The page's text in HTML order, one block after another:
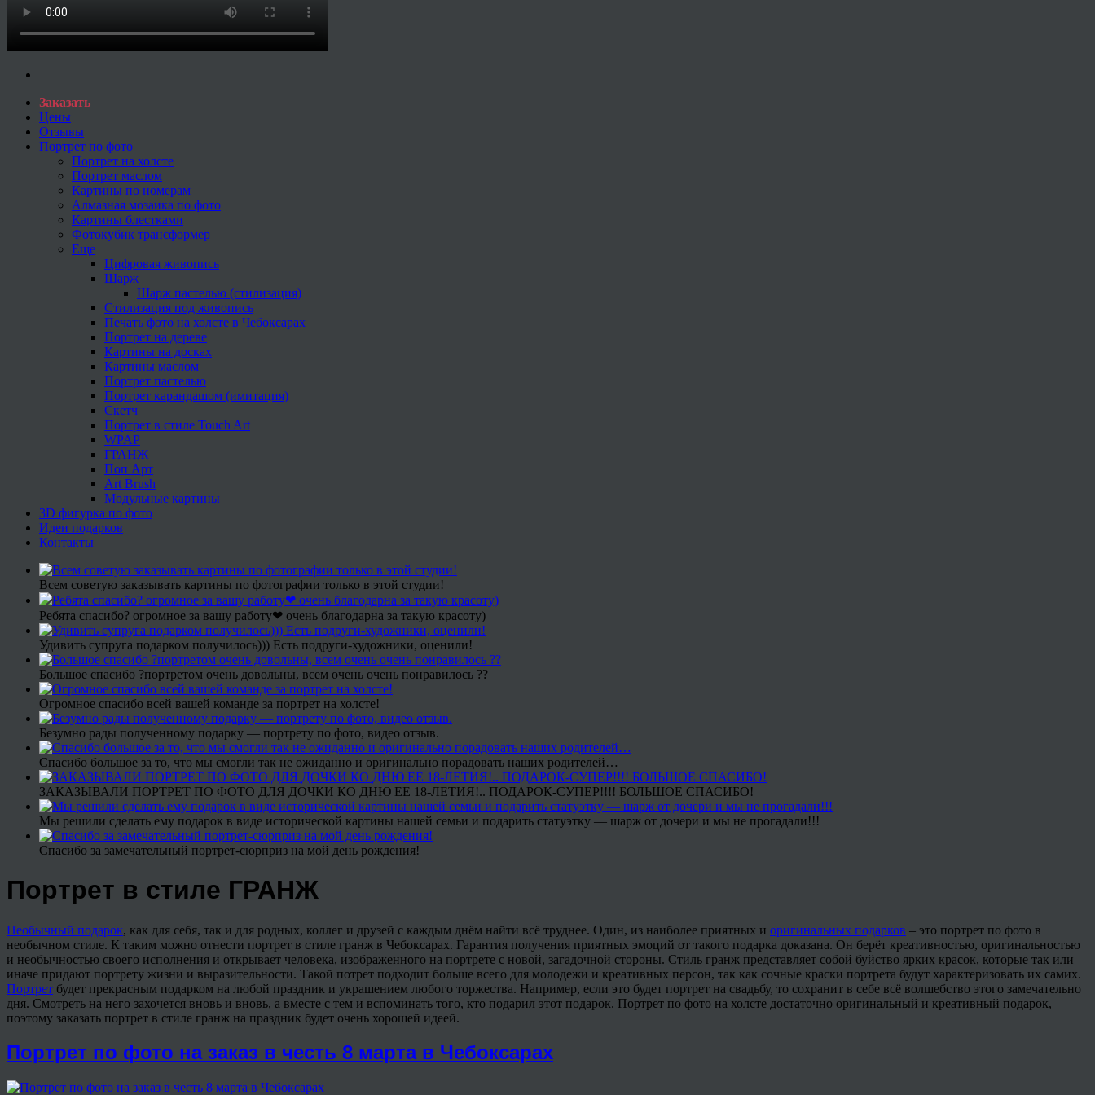
Заказать
Цены
Отзывы
Портрет по фото
Портрет на холсте
Портрет маслом
Картины по номерам
Алмазная мозаика по фото
Картины блестками
Фотокубик трансформер
Еще
Цифровая живопись
Шарж
Шарж пастелью (стилизация)
Стилизация под живопись
Печать фото на холсте в Чебоксарах
Портрет на дереве
Картины на досках
Картины маслом
Портрет пастелью
Портрет карандашом (имитация)
Скетч
Портрет в стиле Touch Art
WPAP
ГРАНЖ
Поп Арт
Art Brush
Модульные картины
3D фигурка по фото
Идеи подарков
Контакты
Всем советую заказывать картины по фотографии только в этой студии!
Ребята спасибо? огромное за вашу работу❤ очень благодарна за такую красоту)
Удивить супруга подарком получилось))) Есть подруги-художники, оценили!
Большое спасибо ?портретом очень довольны, всем очень очень понравилось ??
Огромное спасибо всей вашей команде за портрет на холсте!
Безумно рады полученному подарку — портрету по фото, видео отзыв.
Спасибо большое за то, что мы смогли так не ожиданно и оригинально порадовать наших родителей…
ЗАКАЗЫВАЛИ ПОРТРЕТ ПО ФОТО ДЛЯ ДОЧКИ КО ДНЮ ЕЕ 18-ЛЕТИЯ!.. ПОДАРОК-СУПЕР!!!! БОЛЬШОЕ СПАСИБО!
Мы решили сделать ему подарок в виде исторической картины нашей семьи и подарить статуэтку — шарж от дочери и мы не прогадали!!!
Спасибо за замечательный портрет-сюрприз на мой день рождения!
Портрет в стиле ГРАНЖ
Необычный подарок, как для себя, так и для родных, коллег и друзей с каждым днём найти всё труднее. Один, из наиболее приятных и оригинальных подарков – это портрет по фото в
необычном стиле. К таким можно отнести портрет в стиле гранж в Чебоксарах. Гарантия получения приятных эмоций от такого подарка доказана. Он берёт креативностью, оригинальностью
и необычностью своего исполнения и открывает человека, изображенного на портрете с новой, загадочной стороны. Стиль гранж представляет собой буйство ярких красок, которые так или
иначе придают портрету жизни и выразительности. Такой потрет подходит больше всего для молодежи и креативных персон, так как сочные краски портрета будут характеризовать их самих.
Портрет будет прекрасным подарком на любой праздник и украшением любого торжества. Например, если это будет портрет на свадьбу, то сохранит в себе всё волшебство этого замечательно
дня. Смотреть на него захочется вновь и вновь, а вместе с тем и вспоминать того, кто подарил этот подарок. Портрет по фото на холсте достаточно оригинальный и креативный подарок,
поэтому заказать портрет в стиле гранж на праздник будет очень хорошей идеей.
Портрет по фото на заказ в честь 8 марта в Чебоксарах